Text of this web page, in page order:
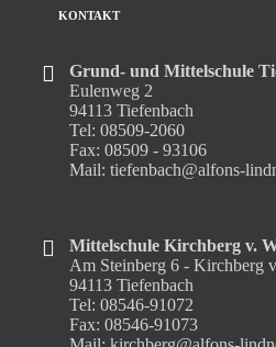
KONTAKT
Grund- und Mittelschule
Eulenweg 2
94113 Tiefenbach
Tel: 08509-2060
Fax: 08509 - 93106
Mail: tiefenbach@alfons-
Mittelschule Kirchberg v.
Am Steinberg 6 - Kirchberg
94113 Tiefenbach
Tel: 08546-91072
Fax: 08546-91073